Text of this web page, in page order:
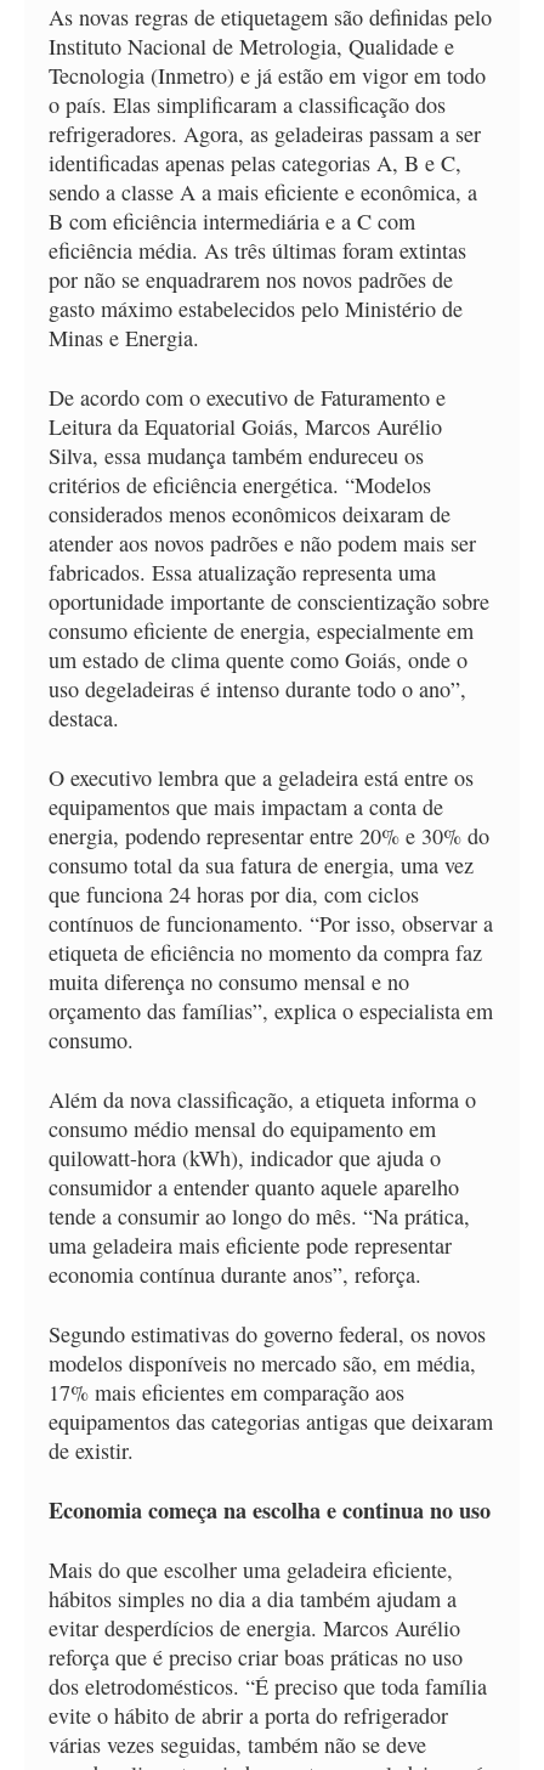
As novas regras de etiquetagem são definidas pelo
Instituto Nacional de Metrologia, Qualidade e
Tecnologia (Inmetro) e já estão em vigor em todo
o país. Elas simplificaram a classificação dos
refrigeradores. Agora, as geladeiras passam a ser
identificadas apenas pelas categorias A, B e C,
sendo a classe A a mais eficiente e econômica, a
B com eficiência intermediária e a C com
eficiência média. As três últimas foram extintas
por não se enquadrarem nos novos padrões de
gasto máximo estabelecidos pelo Ministério de
Minas e Energia.
De acordo com o executivo de Faturamento e
Leitura da Equatorial Goiás, Marcos Aurélio
Silva, essa mudança também endureceu os
critérios de eficiência energética. “Modelos
considerados menos econômicos deixaram de
atender aos novos padrões e não podem mais ser
fabricados. Essa atualização representa uma
oportunidade importante de conscientização sobre
consumo eficiente de energia, especialmente em
um estado de clima quente como Goiás, onde o
uso degeladeiras é intenso durante todo o ano”,
destaca.
O executivo lembra que a geladeira está entre os
equipamentos que mais impactam a conta de
energia, podendo representar entre 20% e 30% do
consumo total da sua fatura de energia, uma vez
que funciona 24 horas por dia, com ciclos
contínuos de funcionamento. “Por isso, observar a
etiqueta de eficiência no momento da compra faz
muita diferença no consumo mensal e no
orçamento das famílias”, explica o especialista em
consumo.
Além da nova classificação, a etiqueta informa o
consumo médio mensal do equipamento em
quilowatt-hora (kWh), indicador que ajuda o
consumidor a entender quanto aquele aparelho
tende a consumir ao longo do mês. “Na prática,
uma geladeira mais eficiente pode representar
economia contínua durante anos”, reforça.
Segundo estimativas do governo federal, os novos
modelos disponíveis no mercado são, em média,
17% mais eficientes em comparação aos
equipamentos das categorias antigas que deixaram
de existir.
Economia começa na escolha e continua no uso
Mais do que escolher uma geladeira eficiente,
hábitos simples no dia a dia também ajudam a
evitar desperdícios de energia. Marcos Aurélio
reforça que é preciso criar boas práticas no uso
dos eletrodomésticos. “É preciso que toda família
evite o hábito de abrir a porta do refrigerador
várias vezes seguidas, também não se deve